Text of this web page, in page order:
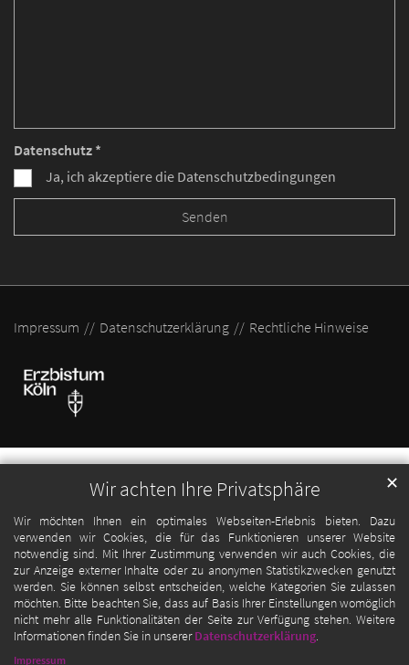
Wir achten Ihre Privatsphäre
Wir möchten Ihnen ein optimales Webseiten-Erlebnis bieten. Dazu
verwenden wir Cookies, die für das Funktionieren unserer Website
notwendig sind. Mit Ihrer Zustimmung verwenden wir auch Cookies, die
zur Anzeige externer Inhalte oder zu anonymen Statistikzwecken genutzt
werden. Sie können selbst entscheiden, welche Kategorien Sie zulassen
möchten. Bitte beachten Sie, dass auf Basis Ihrer Einstellungen womöglich
nicht mehr alle Funktionalitäten der Seite zur Verfügung stehen. Weitere
Informationen finden Sie in unsererDatenschutzerklärung.
✕
Impressum
Datenschutz *
Ja, ich akzeptiere die Datenschutzbedingungen
Impressum Datenschutzerklärung Rechtliche Hinweise